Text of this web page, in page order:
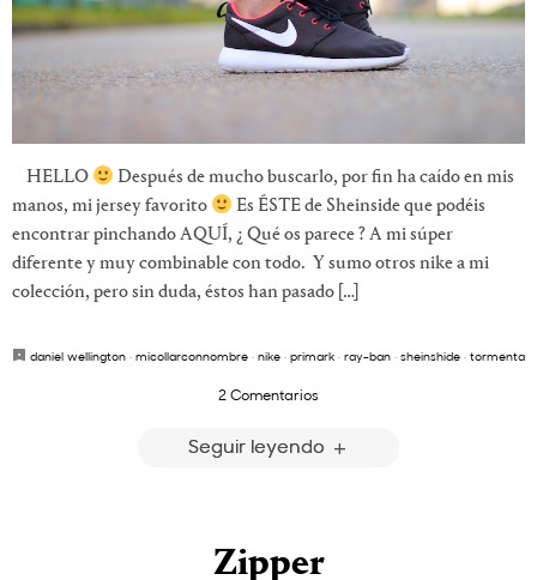
HELLO
Después de mucho buscarlo, por fin ha caído en mis
manos, mi jersey favorito
Es ÉSTE de Sheinside que podéis
encontrar pinchando AQUÍ, ¿ Qué os parece ? A mi súper
diferente y muy combinable con todo. Y sumo otros nike a mi
colección, pero sin duda, éstos han pasado […]
daniel wellington · micollarconnombre · nike · primark · ray-ban · sheinshide · tormenta
2 Comentarios
Seguir leyendo
Zipper